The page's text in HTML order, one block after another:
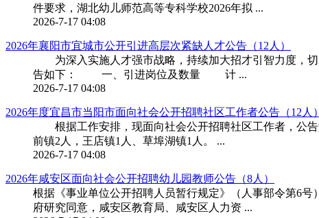
件要求，湖北幼儿师范高等专科学校2026年拟 ...
2026-7-17 04:08
2026年襄阳市宜城市公开引进高层次紧缺人才公告（12人）
为深入实施人才强市战略，持续加大招才引智力度，切
告如下： 一、引进岗位及数量 计 ...
2026-7-17 04:08
2026年度宜昌市当阳市面向社会公开招聘社区工作者公告（12人）
根据工作安排，现面向社会公开招聘社区工作者，公
前镇2人，王店镇1人、草埠湖镇1人。 ...
2026-7-17 04:08
2026年咸安区面向社会公开招聘幼儿园教师公告（8人）
根据《事业单位公开招聘人员暂行规定》（人事部令第6
府研究同意，咸安区教育局、咸安区人力资 ...